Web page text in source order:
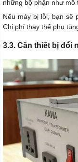
những bộ phận như mô
Nếu máy bị lỗi, bạn sẽ
Chi phí thay thế phụ
3.3. Cần thiết bị đổi